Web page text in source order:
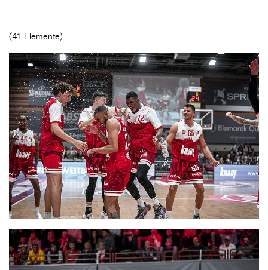
TICKETS
NEWS
FANZONE
CLUB
DANCERS
PARTNER
(41 Elemente)